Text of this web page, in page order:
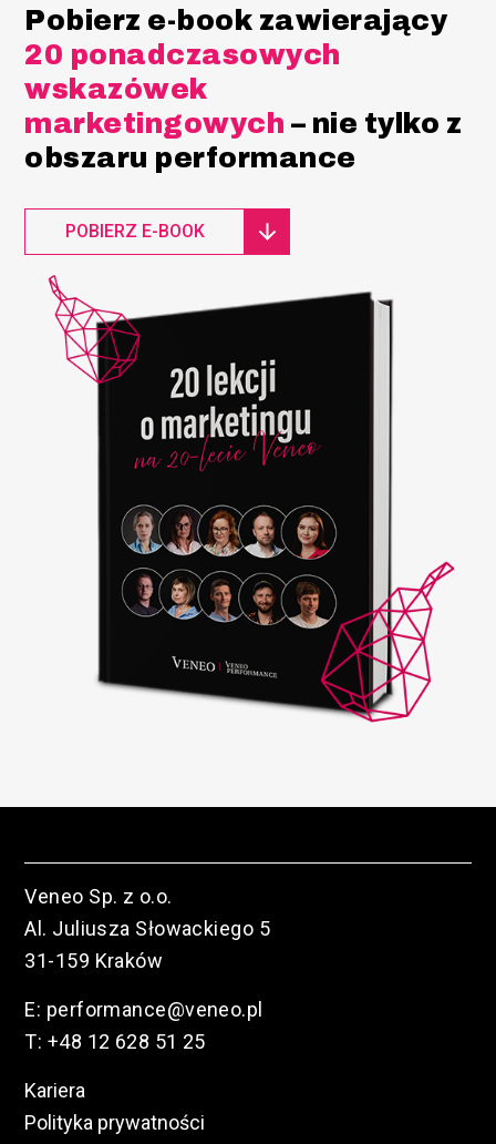
Pobierz e-book zawierający
20 ponadczasowych
wskazówek
marketingowych – nie tylko z
obszaru performance
POBIERZ E-BOOK
Veneo Sp. z o.o.
Al. Juliusza Słowackiego 5
31-159 Kraków
E: performance@veneo.pl
T: +48 12 628 51 25
Kariera
Polityka prywatności